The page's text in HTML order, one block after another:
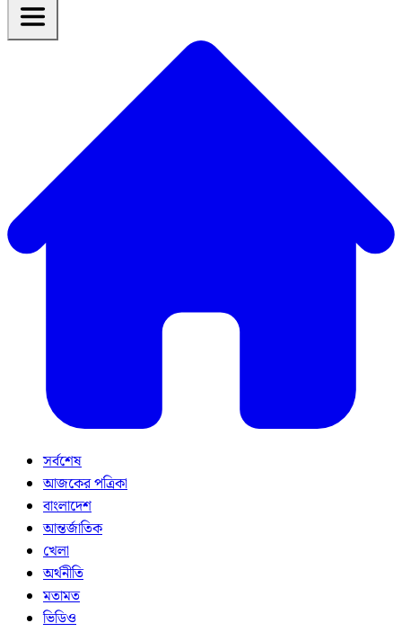
সর্বশেষ
আজকের পত্রিকা
বাংলাদেশ
আন্তর্জাতিক
খেলা
অর্থনীতি
মতামত
ভিডিও